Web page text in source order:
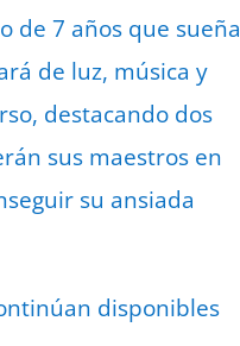
de 7 años que sueña
de luz, música y
destacando dos
sus maestros en
su ansiada
disponibles